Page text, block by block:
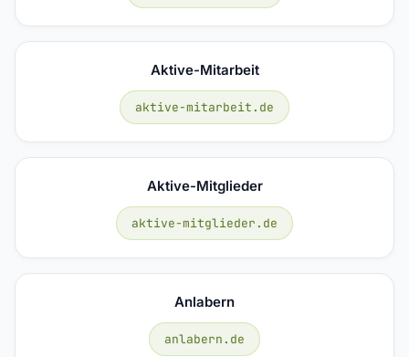
Aktive-Mitarbeit
aktive-mitarbeit.de
Aktive-Mitglieder
aktive-mitglieder.de
Anlabern
anlabern.de